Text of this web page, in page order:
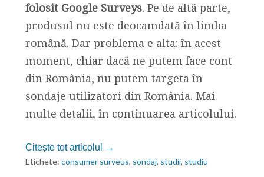
folosit Google Surveys. Pe de altă parte,
produsul nu este deocamdată în limba
română. Dar problema e alta: în acest
moment, chiar dacă ne putem face cont
din România, nu putem targeta în
sondaje utilizatori din România. Mai
multe detalii, în continuarea articolului.
Citește tot articolul →
Etichete: consumer surveus, sondaj, studii, studiu